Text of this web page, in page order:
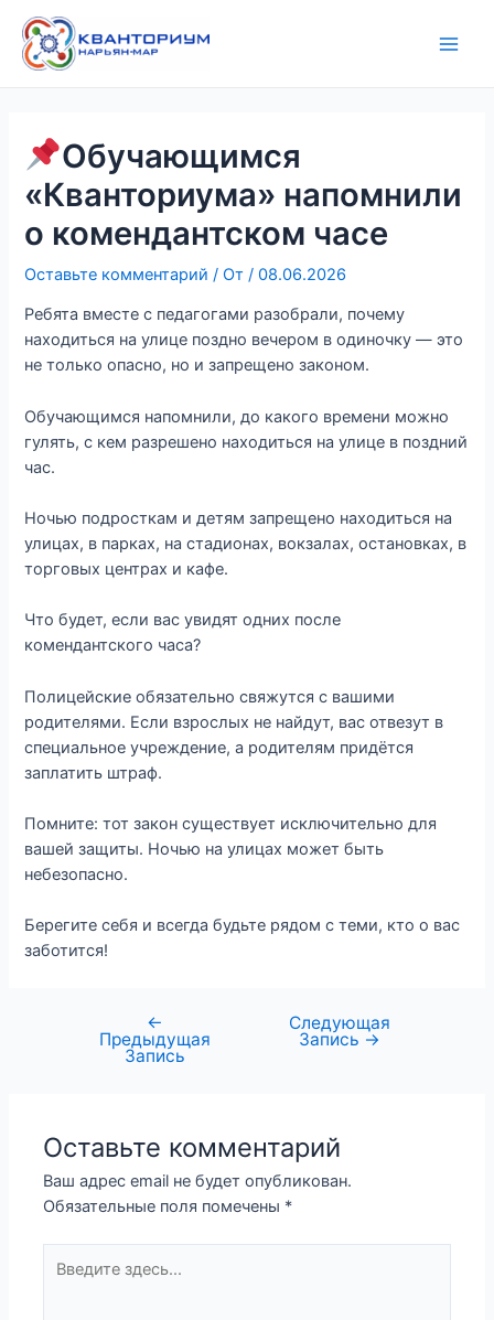
содержимому
Обучающимся
«Кванториума» напомнили
о комендантском часе
Оставьте комментарий / От/08.06.2026
Ребята вместе с педагогами разобрали, почему
находиться на улице поздно вечером в одиночку — это
не только опасно, но и запрещено законом.
Обучающимся напомнили, до какого времени можно
гулять, с кем разрешено находиться на улице в поздний
час.
Ночью подросткам и детям запрещено находиться на
улицах, в парках, на стадионах, вокзалах, остановках, в
торговых центрах и кафе.
Что будет, если вас увидят одних после
комендантского часа?
Полицейские обязательно свяжутся с вашими
родителями. Если взрослых не найдут, вас отвезут в
специальное учреждение, а родителям придётся
заплатить штраф.
Помните: тот закон существует исключительно для
вашей защиты. Ночью на улицах может быть
небезопасно.
Берегите себя и всегда будьте рядом с теми, кто о вас
заботится!
по
записям
←
Предыдущая
Запись
Следующая
Запись →
Оставьте комментарий
Ваш адрес email не будет опубликован.
Обязательные поля помечены *
здесь...